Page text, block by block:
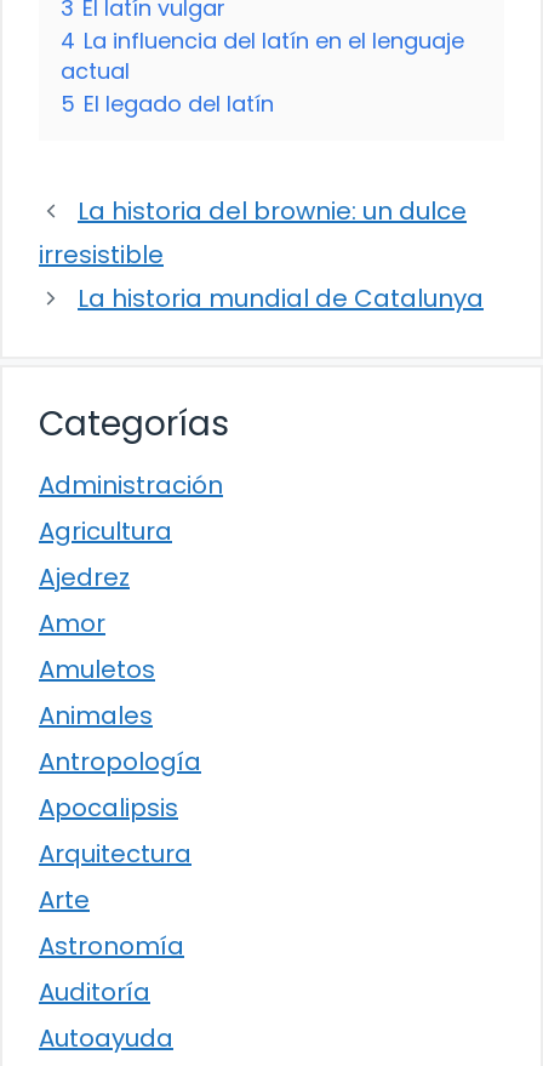
3 El latín vulgar
4 La influencia del latín en el lenguaje
actual
5 El legado del latín
La historia del brownie: un dulce
irresistible
La historia mundial de Catalunya
Categorías
Administración
Agricultura
Ajedrez
Amor
Amuletos
Animales
Antropología
Apocalipsis
Arquitectura
Arte
Astronomía
Auditoría
Autoayuda